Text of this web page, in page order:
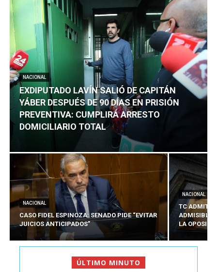
NACIONAL
EXDIPUTADO LAVÍN SALIÓ DE CAPITÁN
YÁBER DESPUÉS DE 90 DÍAS EN PRISIÓN
PREVENTIVA: CUMPLIRÁ ARRESTO
DOMICILIARIO TOTAL
NACIONAL
CASO FIDEL ESPINOZA: SENADO PIDE “EVITAR
JUICIOS ANTICIPADOS”
NACIONAL
TC ADMITE
ADMISIBLES
LA
ÚLTIMO MINUTO